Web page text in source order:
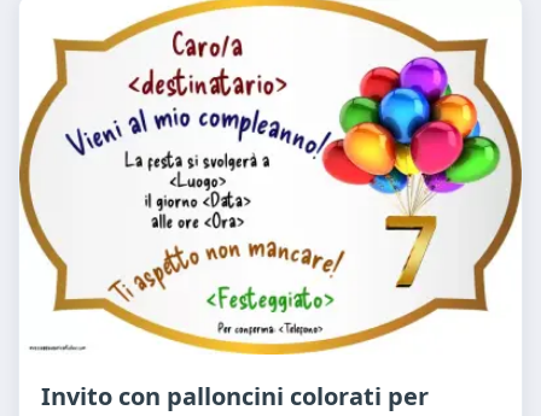
Invito con palloncini colorati per